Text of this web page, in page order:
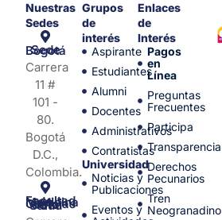
Nuestras
Sedes
Sede Bogotá
Carrera
11 #
101 -
80.
Bogotá
D.C.,
Colombia.
Facultad de Medicina y Ciencias de la Salud
Grupos
de
interés
Aspirante
Estudiantes
Alumni
Docentes
Administrativos
Contratistas
Universidad
Noticias y
Publicaciones
Eventos y
Enlaces
de
Interés
Pagos
en
Línea
Preguntas
Frecuentes
Participa
Transparencia
Derechos
Pecunarios
Tren
Neogranadino